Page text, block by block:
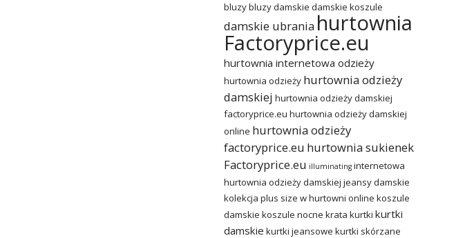
bluzybluzy damskie damskie koszule
damskie ubrania hurtownia
Factoryprice.eu
hurtownia internetowa odzieży
hurtownia odzieży hurtownia odzieży
damskiej hurtownia odzieży damskiej
factoryprice.eu hurtownia odzieży damskiej
online hurtownia odzieży
factoryprice.eu hurtownia sukienek
Factoryprice.eu illuminating internetowa
hurtownia odzieży damskiej jeansy damskie
kolekcja plus size w hurtowni online koszule
damskie koszule nocne krata kurtki kurtki
damskie kurtki jeansowe kurtki skórzane